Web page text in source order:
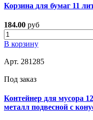
Корзина для бумаг 11
184.00 руб
В корзину
Арт. 281285
Под заказ
Контейнер для мусора
металл подвесной с